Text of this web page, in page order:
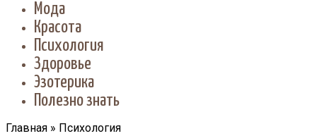
Мода
Красота
Психология
Здоровье
Эзотерика
Полезно знать
Главная » Психология